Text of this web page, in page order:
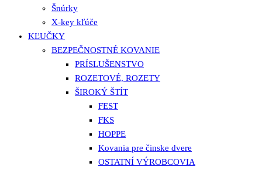
Šnúrky
X-key kľúče
KĽUČKY
BEZPEČNOSTNÉ KOVANIE
PRÍSLUŠENSTVO
ROZETOVÉ, ROZETY
ŠIROKÝ ŠTÍT
FEST
FKS
HOPPE
Kovania pre činske dvere
OSTATNÍ VÝROBCOVIA